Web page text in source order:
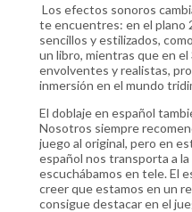
Los efectos sonoros
te encuentres: en el plano
sencillos y estilizados,
un libro, mientras que en
envolventes y realistas,
inmersión en el mundo
El doblaje en español
Nosotros siempre
juego al original, pero en
español nos transporta a
escuchábamos en tele. El
creer que estamos en un
consigue destacar en el